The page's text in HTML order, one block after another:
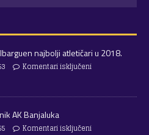
najbolji atletičari u 2018.
Komentari isključeni
AK Banjaluka
Komentari isključeni